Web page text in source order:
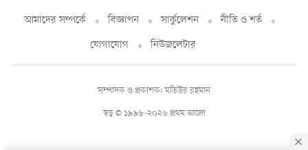
আমাদের সম্পর্কে বিজ্ঞাপন সার্কুলেশন
নীতি ও শর্ত
যোগাযোগ
নিউজলেটার
স্বত্ব © ১৯৯৮-২০২৬ প্রথম আলো
সম্পাদক ও প্রকাশক: মতিউর রহমান